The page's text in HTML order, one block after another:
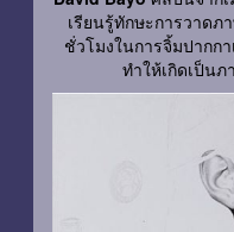
เรียนรู้ทักษะการวาดภ
ชั่วโมงในการจิ้มปากก
ทำให้เกิดเป็นภ